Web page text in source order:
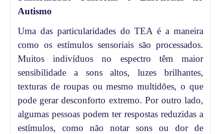
Autismo
Uma das particularidades do TEA é a maneira
como os estímulos sensoriais são processados.
Muitos indivíduos no espectro têm maior
sensibilidade a sons altos, luzes brilhantes,
texturas de roupas ou mesmo multidões, o que
pode gerar desconforto extremo. Por outro lado,
algumas pessoas podem ter respostas reduzidas a
estímulos, como não notar sons ou dor de